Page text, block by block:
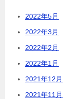
2022年5月
2022年3月
2022年2月
2022年1月
2021年12月
2021年11月